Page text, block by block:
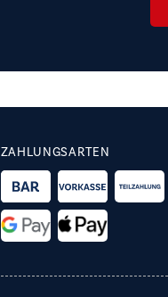
ZAHLUNGSARTEN